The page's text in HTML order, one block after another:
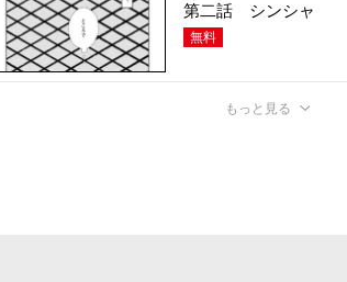
第二話 シンシャ
無料
もっと見る